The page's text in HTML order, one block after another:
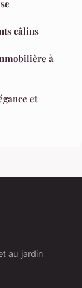
câlins
à
et
au jardin